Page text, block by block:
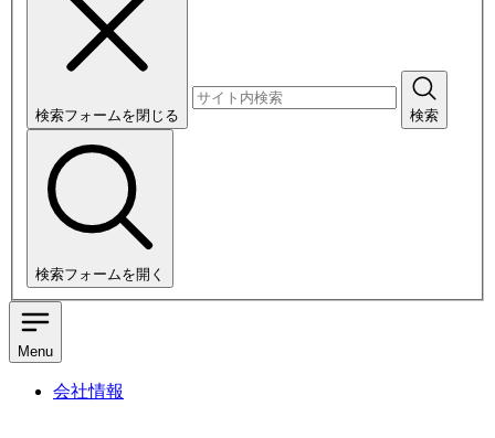
検索フォームを閉じる 検索
検索フォームを開く
Menu
会社情報